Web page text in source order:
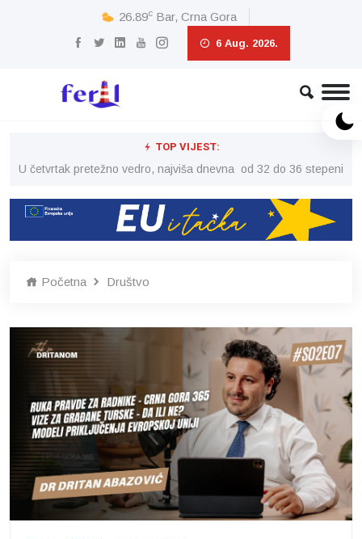
26.89c Bar, Crna Gora
6 Aug. 2026.
TOP VIJEST:
U četvrtak pretežno vedro, najviša dnevna od 32 do 36 stepeni
Početna Društvo